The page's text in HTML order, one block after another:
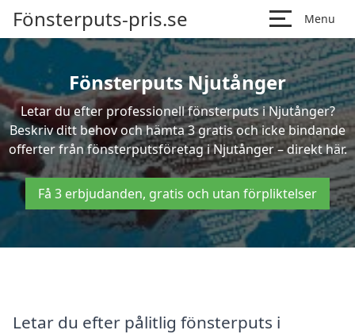
Fönsterputs-pris.se Menu
Fönsterputs Njutånger
Letar du efter professionell fönsterputs i Njutånger?
Beskriv ditt behov och hämta 3 gratis och icke bindande
offerter från fönsterputsföretag i Njutånger – direkt här.
Få 3 erbjudanden, gratis och utan förpliktelser
Letar du efter pålitlig fönsterputs i